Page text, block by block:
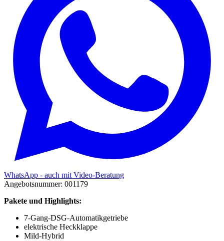
WhatsApp - auch mit Video-Beratung
Angebotsnummer: 001179
Pakete und Highlights:
7-Gang-DSG-Automatikgetriebe
elektrische Heckklappe
Mild-Hybrid